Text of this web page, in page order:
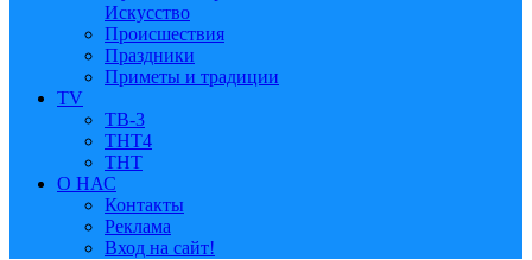
Искусство
Происшествия
Праздники
Приметы и традиции
TV
ТВ-3
ТНТ4
ТНТ
О НАС
Контакты
Реклама
Вход на сайт!